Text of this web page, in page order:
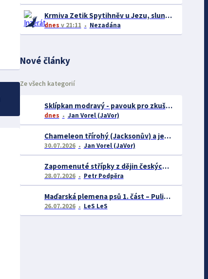
Krmiva Zetik Spytihněv u Jezu, slunečnice černá 19kc/kg Akce na Avicentru Avest I na burze
dnes v 21:11 Nezadána
Nové články
Ze všech kategorií
Sklípkan modravý - pavouk pro zkušené chovatele
dnes Jan Vorel (JaVor)
Chameleon třírohý (Jacksonův) a jeho chov
30.07.2026 Jan Vorel (JaVor)
Zapomenuté střípky z dějin českých exotářů - 3.část
28.07.2026 Petr Podpěra
Maďarská plemena psů 1. část – Puli, Komondor
26.07.2026 LeS LeS